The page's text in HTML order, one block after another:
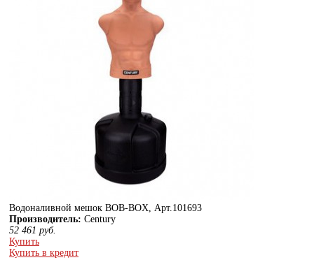
Водоналивной мешок BOB-BOX, Арт.101693
Производитель: Century
52 461 руб.
Купить
Купить в кредит